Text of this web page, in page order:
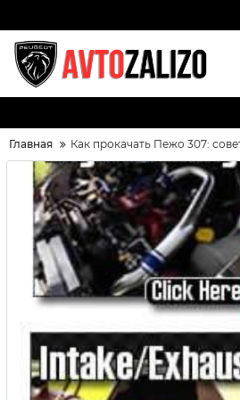
Главная Как прокачать Пежо 307: